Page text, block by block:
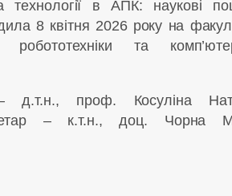
технології в АПК: наукові
8 квітня 2026 року на
робототехніки та
– д.т.н., проф. Косуліна
– к.т.н., доц. Чорна